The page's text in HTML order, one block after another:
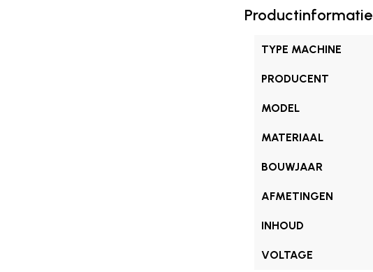
Productinformatie
TYPE MACHINE
PRODUCENT
MODEL
MATERIAAL
BOUWJAAR
AFMETINGEN
INHOUD
VOLTAGE